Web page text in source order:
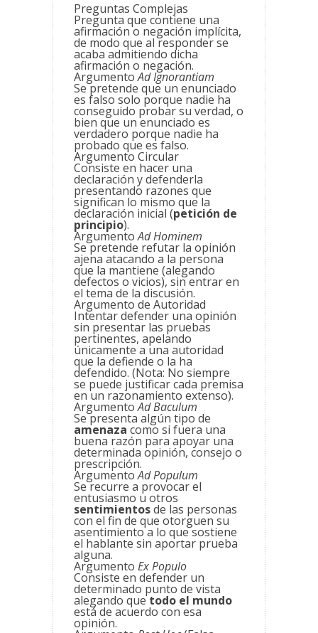
Preguntas Complejas
Pregunta que contiene una
afirmación o negación implícita,
de modo que al responder se
acaba admitiendo dicha
afirmación o negación.
ArgumentoAd Ignorantiam
Se pretende que un enunciado
es falso solo porque nadie ha
conseguido probar su verdad, o
bien que un enunciado es
verdadero porque nadie ha
probado que es falso.
Argumento Circular
Consiste en hacer una
declaración y defenderla
presentando razones que
significan lo mismo que la
declaración inicial (petición de
principio).
ArgumentoAd Hominem
Se pretende refutar la opinión
ajena atacando a la persona
que la mantiene (alegando
defectos o vicios), sin entrar en
el tema de la discusión.
Argumento de Autoridad
Intentar defender una opinión
sin presentar las pruebas
pertinentes, apelando
únicamente a una autoridad
que la defiende o la ha
defendido. (Nota: No siempre
se puede justificar cada premisa
en un razonamiento extenso).
ArgumentoAd Baculum
Se presenta algún tipo de
amenaza como si fuera una
buena razón para apoyar una
determinada opinión, consejo o
prescripción.
ArgumentoAd Populum
Se recurre a provocar el
entusiasmo u otros
sentimientosde las personas
con el fin de que otorguen su
asentimiento a lo que sostiene
el hablante sin aportar prueba
alguna.
Argumento Ex Populo
Consiste en defender un
determinado punto de vista
alegando quetodo el mundo
está de acuerdo con esa
opinión.